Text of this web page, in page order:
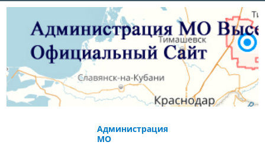
Администрация
МО